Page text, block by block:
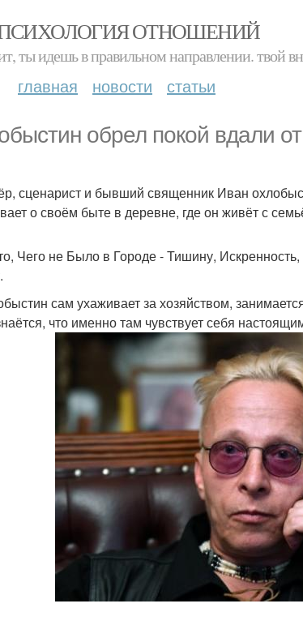
ОТНОШЕНИЙ
ты идешь в правильном направлении. твой
главная новости статьи
обрел покой вдали
сценарист и бывший священник Иван
о своём быте в деревне, где он живёт с
Чего не Было в Городе - Тишину,
сам ухаживает за хозяйством,
что именно там чувствует себя